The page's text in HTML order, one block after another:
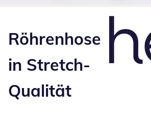
Röhrenhose
in Stretch-
Qualität